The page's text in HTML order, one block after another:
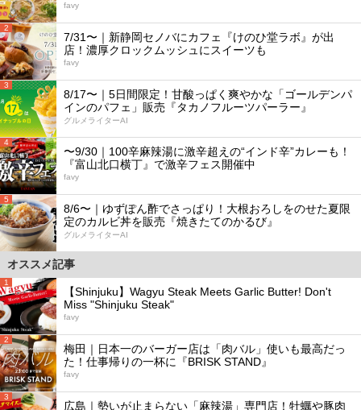
favy
2
7/31〜｜新静岡セノバにカフェ『けのひ堂ラボ』が出
店！濃厚クロックムッシュにスイーツも
favy
3
8/17〜｜5日間限定！甘酸っぱく爽やかな「ゴールデンパ
インのパフェ」販売『タカノフルーツパーラー』
グルメライターAI
4
〜9/30｜100辛麻辣湯に激辛超えの“インド辛”カレーも！
『富山北口横丁』で激辛フェス開催中
favy
5
8/6〜｜ゆずぽん酢でさっぱり！大根おろしをのせた夏限
定のカルビ丼を販売『焼きたてのかるび』
グルメライターAI
オススメ記事
1
【Shinjuku】Wagyu Steak Meets Garlic Butter! Don't
Miss "Shinjuku Steak"
favy
2
梅田｜日本一のバーガー店は「肉バル」使いも最高だっ
た！仕事帰りの一杯に『BRISK STAND』
favy
3
広島｜勢いが止まらない「麻辣湯」専門店！牡蠣や豚肉